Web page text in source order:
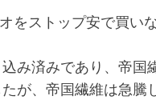
をストップ安で買い
み済みであり、帝国
が、帝国繊維は急騰